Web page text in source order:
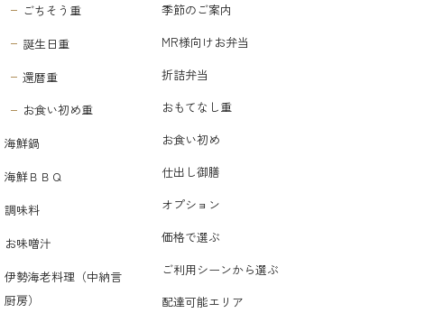
ごちそう重
誕生日重
還暦重
お食い初め重
海鮮鍋
海鮮ＢＢＱ
調味料
お味噌汁
伊勢海老料理（中納言
厨房）
季節のご案内
MR様向けお弁当
折詰弁当
おもてなし重
お食い初め
仕出し御膳
オプション
価格で選ぶ
ご利用シーンから選ぶ
配達可能エリア